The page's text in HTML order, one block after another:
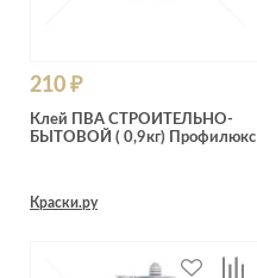
210 ₽
Клей ПВА СТРОИТЕЛЬНО-
БЫТОВОЙ ( 0,9кг) Профилюкс
Краски.ру